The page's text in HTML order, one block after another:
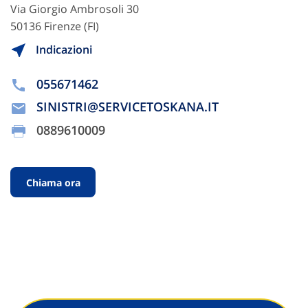
Via Giorgio Ambrosoli 30
50136 Firenze (FI)
Indicazioni
055671462
SINISTRI@SERVICETOSKANA.IT
0889610009
Chiama ora